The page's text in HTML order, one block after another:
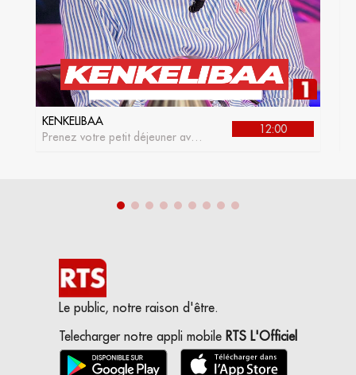
KENKELIBAA
Prenez votre petit déjeuner avec
12:00
Le public, notre raison d'être.
Telecharger notre appli mobile RTS L'Officiel